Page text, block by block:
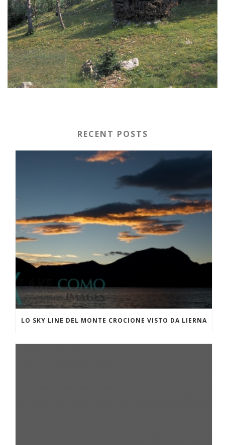
RECENT POSTS
LO SKY LINE DEL MONTE CROCIONE VISTO DA LIERNA